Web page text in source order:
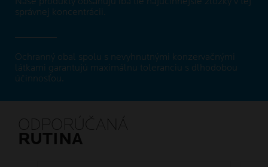
správnej koncentrácii.
Ochranný obal spolu s nevyhnutnými konzervačnými
látkami garantujú maximálnu toleranciu s dlhodobou
účinnosťou.
ODPORÚČANÁ
RUTINA